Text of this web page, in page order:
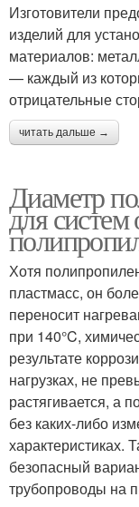
Изготовители
изделий для
материалов:
— каждый из
отрицательные
читать дальше →
Диаметр
для систем
Хотя
пластмасс, он
переносит
при 140°C,
результате
нагрузках, не
растягивается, а
без каких-либо
характеристиках.
безопасный
трубопроводы на